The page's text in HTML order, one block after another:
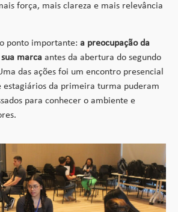
força, mais clareza e mais relevância
ponto importante: a preocupação da
marca antes da abertura do segundo
das ações foi um encontro presencial
estagiários da primeira turma puderam
para conhecer o ambiente e